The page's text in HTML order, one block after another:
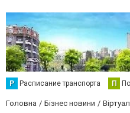
Р Расписание транспорта П
Головна Бізнес новини